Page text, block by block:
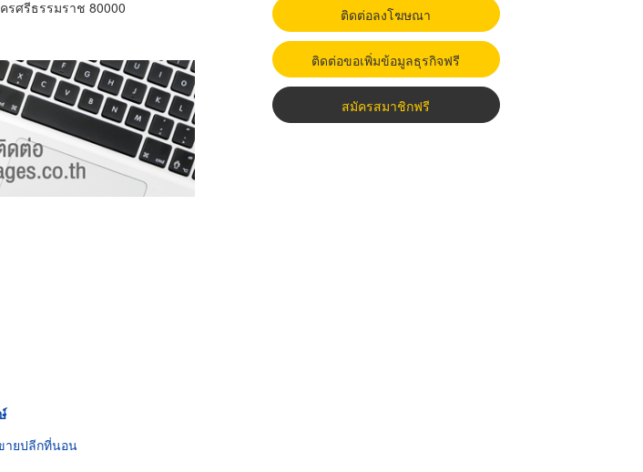
รศรีธรรมราช 80000
ายปลีกที่นอน
ติดต่อลงโฆษณา
ติดต่อขอเพิ่มข้อมูลธุรกิจฟรี
สมัครสมาชิกฟรี